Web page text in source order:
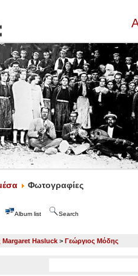
Φωτογραφίες
Album list Search
Margaret Hasluck > Γεώργιος Μόδης